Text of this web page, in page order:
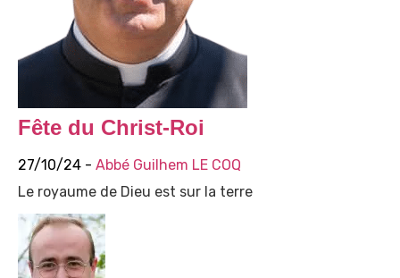
Fête du Christ-Roi
27/10/24 - Abbé Guilhem LE COQ
Le royaume de Dieu est sur la terre